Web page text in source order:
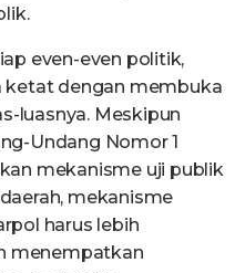
even-even politik,
ketat dengan membuka
luasnya. Meskipun
Undang Nomor 1
mekanisme uji publik
mekanisme
harus lebih
menempatkan